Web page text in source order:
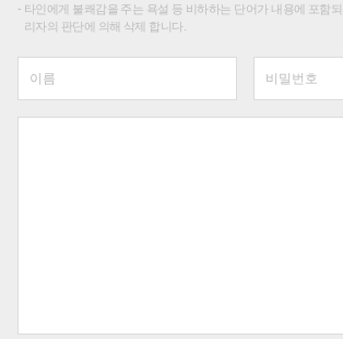
타인에게 불쾌감을 주는 욕설 등 비하하는 단어가 내용에 포함
리자의 판단에 의해 삭제 합니다.